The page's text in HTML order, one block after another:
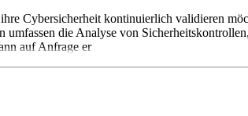
Cybersicherheit kontinuierlich validieren
die Analyse von
auf Anfrage er